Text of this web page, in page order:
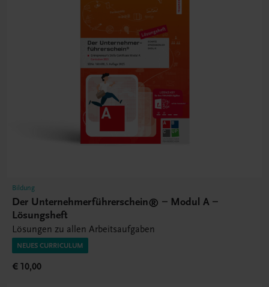
Bildung
Der Unternehmerführerschein® – Modul A –
Lösungsheft
Lösungen zu allen Arbeitsaufgaben
NEUES CURRICULUM
€ 10,00